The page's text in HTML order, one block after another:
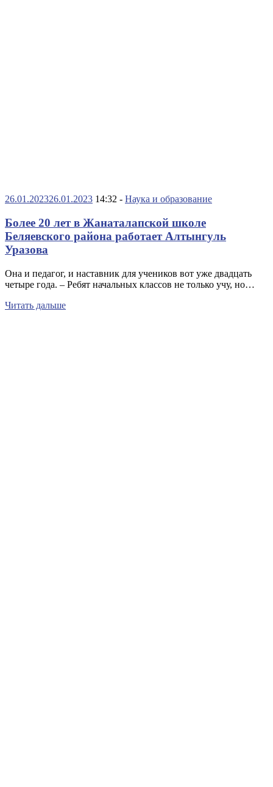
26.01.202326.01.2023 14:32 - Наука и образование
Более 20 лет в Жанаталапской школе
Беляевского района работает Алтынгуль
Уразова
Она и педагог, и наставник для учеников вот уже двадцать
четыре года. – Ребят начальных классов не только учу, но…
Читать дальше